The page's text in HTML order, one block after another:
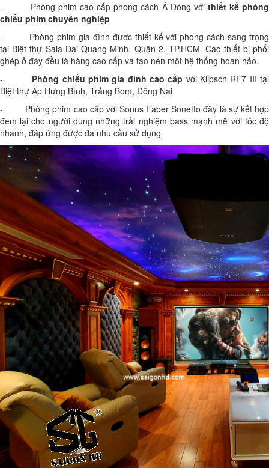
- Phòng phim cao cấp phong cách Á Đông với thiết kế phòng
chiếu phim chuyên nghiệp
- Phòng phim gia đình được thiết kế với phong cách sang trọng
tại Biệt thự Sala Đại Quang Minh, Quận 2, TP.HCM. Các thiết bị phối
ghép ở đây đều là hàng cao cấp và tạo nên một hệ thống hoàn hảo.
- Phòng chiếu phim gia đình cao cấp với Klipsch RF7 III tại
Biệt thự Ấp Hưng Bình, Trảng Bom, Đồng Nai
- Phòng phim cao cấp với Sonus Faber Sonetto đây là sự kết hợp
đem lại cho người dùng những trải nghiệm bass mạnh mẽ với tốc độ
nhanh, đáp ứng được đa nhu cầu sử dụng